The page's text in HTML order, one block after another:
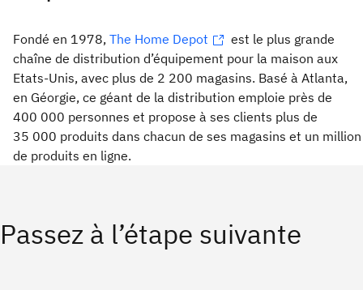
Fondé en 1978, The Home Depot
est le plus grande
chaîne de distribution d’équipement pour la maison aux
Etats-Unis, avec plus de 2 200 magasins. Basé à Atlanta,
en Géorgie, ce géant de la distribution emploie près de
400 000 personnes et propose à ses clients plus de
35 000 produits dans chacun de ses magasins et un million
de produits en ligne.
Passez à l’étape suivante